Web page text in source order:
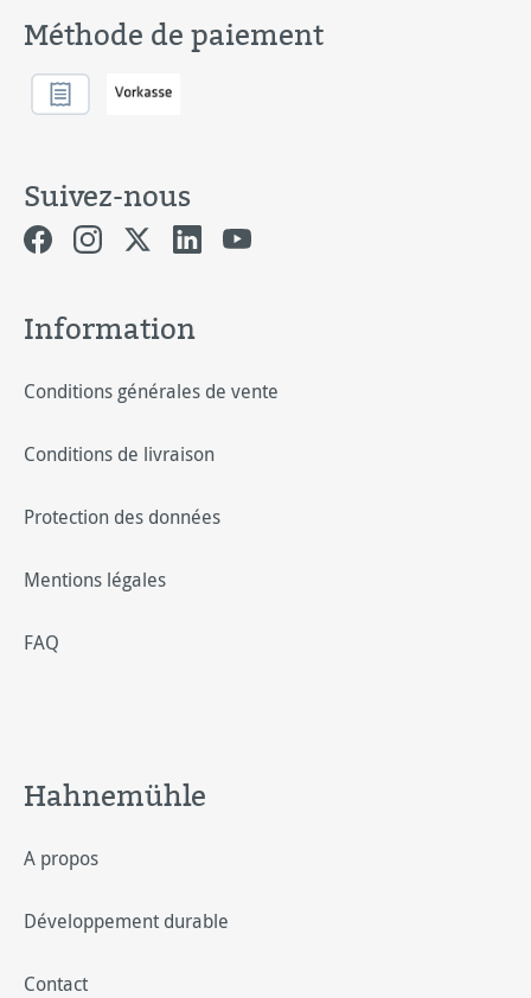
Méthode de paiement
Suivez-nous
Information
Conditions générales de vente
Conditions de livraison
Protection des données
Mentions légales
FAQ
Hahnemühle
A propos
Développement durable
Contact